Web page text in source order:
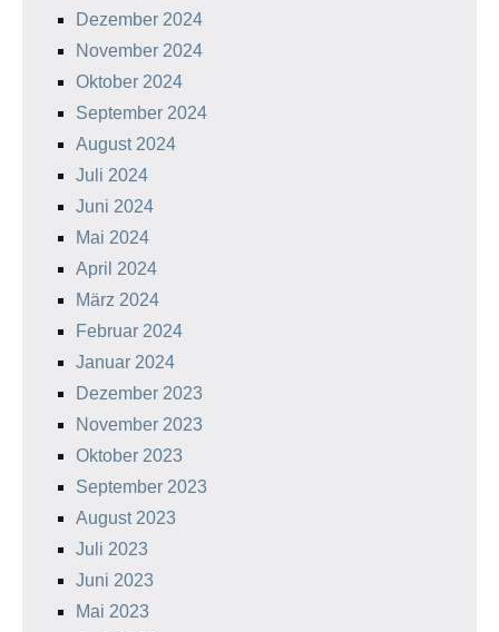
Dezember 2024
November 2024
Oktober 2024
September 2024
August 2024
Juli 2024
Juni 2024
Mai 2024
April 2024
März 2024
Februar 2024
Januar 2024
Dezember 2023
November 2023
Oktober 2023
September 2023
August 2023
Juli 2023
Juni 2023
Mai 2023